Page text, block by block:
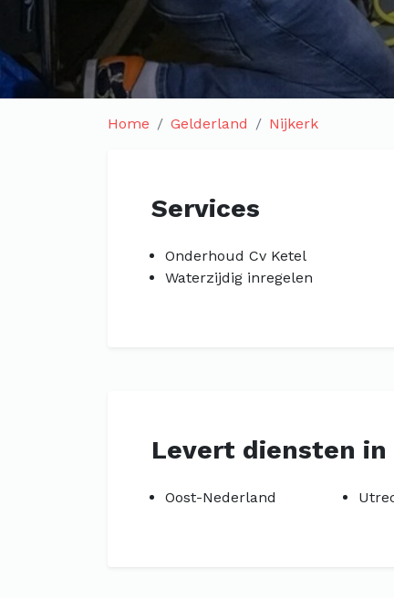
Home Gelderland Nijkerk
Services
Onderhoud Cv Ketel
Waterzijdig inregelen
Levert diensten in
Oost-Nederland